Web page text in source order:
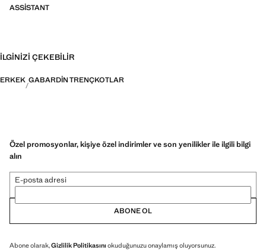
ASSISTANT
İLGINIZI ÇEKEBILIR
ERKEK GABARDIN TRENÇKOTLAR
Özel promosyonlar, kişiye özel indirimler ve son yenilikler ile ilgili bilgi
alın
E-posta adresi
ABONE OL
Abone olarak,Gizlilik Politikasını okuduğunuzu onaylamış oluyorsunuz.